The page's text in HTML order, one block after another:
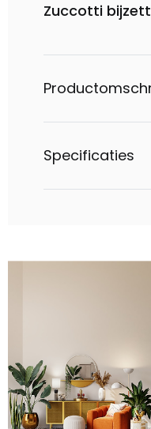
Zuccotti
Specificaties